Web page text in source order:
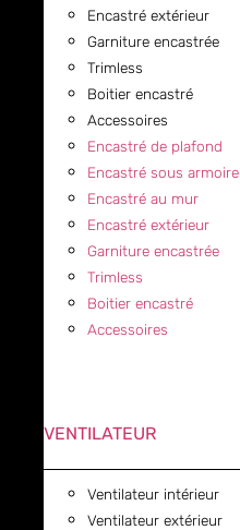
Encastré extérieur
Garniture encastrée
Trimless
Boitier encastré
Accessoires
Encastré de plafond
Encastré sous armoire
Encastré au mur
Encastré extérieur
Garniture encastrée
Trimless
Boitier encastré
Accessoires
VENTILATEUR
Ventilateur intérieur
Ventilateur extérieur